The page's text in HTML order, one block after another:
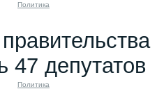
Политика
47 депутатов
Политика